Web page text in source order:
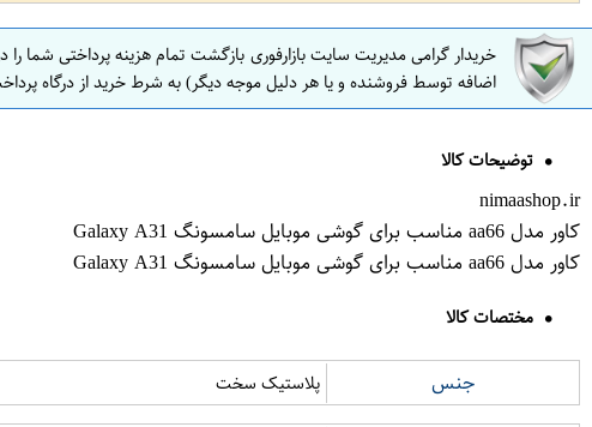
خریدار گرامی مدیریت سایت بازارفوری بازگشت تمام هزینه پرداختی
اضافه توسط فروشنده و یا هر دلیل موجه دیگر) به شرط خرید از درگاه
توضیحات کالا
nimaashop.ir
کاور مدل aa66 مناسب برای گوشی موبایل سامسونگ Galaxy A31
کاور مدل aa66 مناسب برای گوشی موبایل سامسونگ Galaxy A31
مختصات کالا
جنس پلاستیک سخت